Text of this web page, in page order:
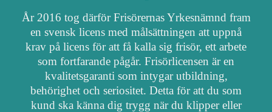
År 2016 tog därför Frisörernas Yrkesnämnd fram
en svensk licens med målsättningen att uppnå
krav på licens för att få kalla sig frisör, ett arbete
som fortfarande pågår. Frisörlicensen är en
kvalitetsgaranti som intygar utbildning,
behörighet och seriositet. Detta för att du som
kund ska känna dig trygg när du klipper eller